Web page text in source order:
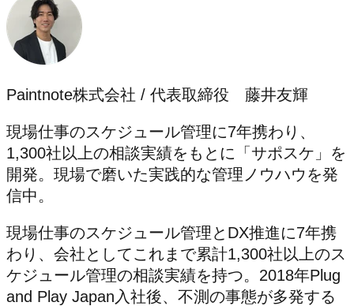
Paintnote株式会社 / 代表取締役 藤井友輝
現場仕事のスケジュール管理に7年携わり、
1,300社以上の相談実績をもとに「サポスケ」を
開発。現場で磨いた実践的な管理ノウハウを発
信中。
現場仕事のスケジュール管理とDX推進に7年携
わり、会社としてこれまで累計1,300社以上のス
ケジュール管理の相談実績を持つ。2018年Plug
and Play Japan入社後、不測の事態が多発する